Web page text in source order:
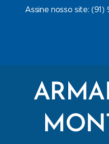
Assine nosso site: